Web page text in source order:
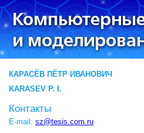
КАРАСЁВ ПЁТР ИВАНОВИЧ
KARASEV P. I.
Контакты
E-mail: sz@tesis.com.ru